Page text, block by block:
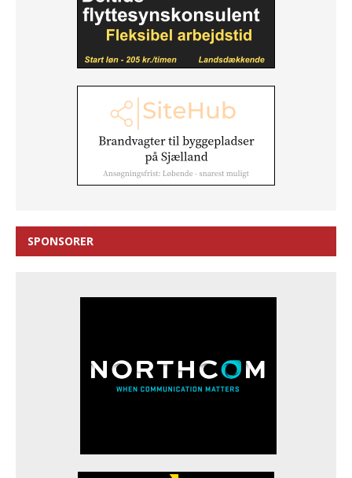
SPONSORER